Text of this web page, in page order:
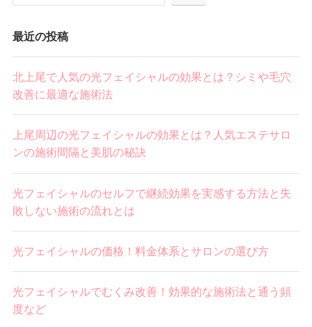
最近の投稿
北上尾で人気の光フェイシャルの効果とは？シミや毛穴
改善に最適な施術法
上尾周辺の光フェイシャルの効果とは？人気エステサロ
ンの施術間隔と美肌の秘訣
光フェイシャルのセルフで継続効果を実感する方法と失
敗しない施術の流れとは
光フェイシャルの価格！料金体系とサロンの選び方
光フェイシャルでむくみ改善！効果的な施術法と通う頻
度など